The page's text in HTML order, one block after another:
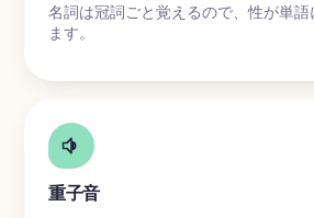
名詞は冠詞ごと覚えるので、性が単語
ます。
重子音